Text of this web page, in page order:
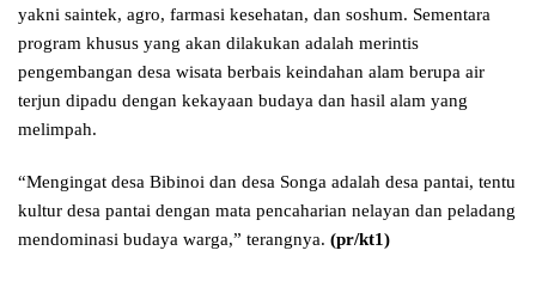
yakni saintek, agro, farmasi kesehatan, dan soshum. Sementara
program khusus yang akan dilakukan adalah merintis
pengembangan desa wisata berbais keindahan alam berupa air
terjun dipadu dengan kekayaan budaya dan hasil alam yang
melimpah.
“Mengingat desa Bibinoi dan desa Songa adalah desa pantai, tentu
kultur desa pantai dengan mata pencaharian nelayan dan peladang
mendominasi budaya warga,” terangnya. (pr/kt1)